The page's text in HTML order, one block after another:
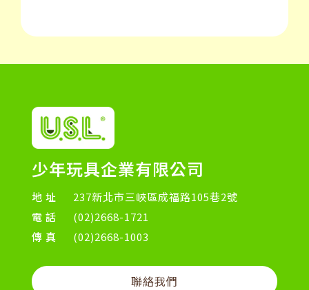
少年玩具企業有限公司
地址
237新北市三峽區成福路105巷2號
電話
(02)2668-1721
傳真
(02)2668-1003
聯絡我們